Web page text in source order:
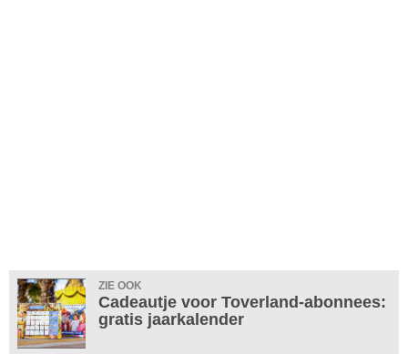
ZIE OOK
Cadeautje voor Toverland-abonnees:
gratis jaarkalender